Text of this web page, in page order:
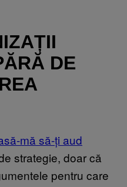
DE
mă să-ți aud
strategie, doar că
pentru care